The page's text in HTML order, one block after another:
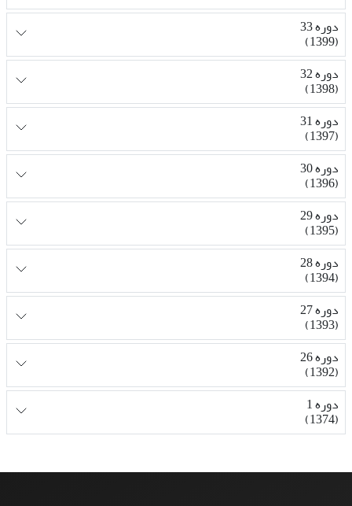
دوره 33
(1399)
دوره 32
(1398)
دوره 31
(1397)
دوره 30
(1396)
دوره 29
(1395)
دوره 28
(1394)
دوره 27
(1393)
دوره 26
(1392)
دوره 1
(1374)